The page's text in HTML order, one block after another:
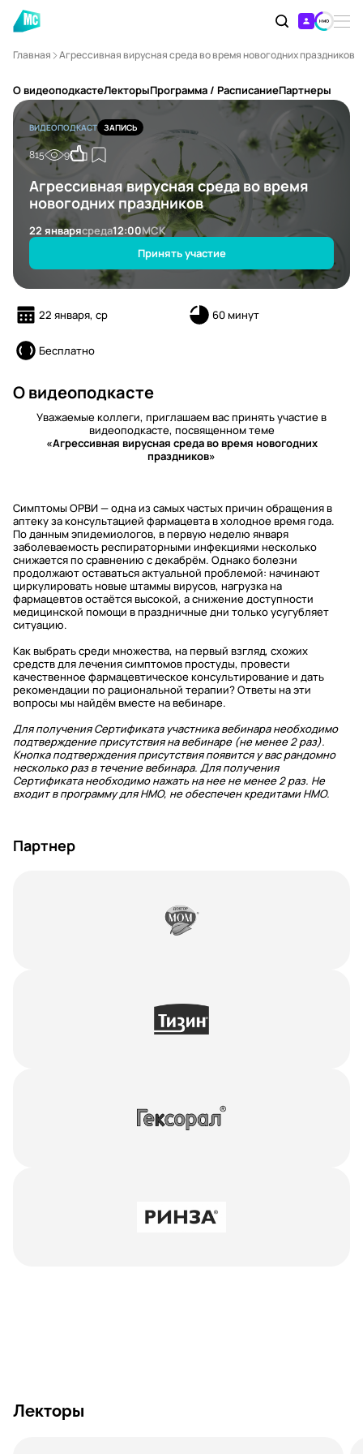
Главная Агрессивная вирусная среда во время новогодних праздников
О видеоподкастеЛекторыПрограмма / РасписаниеПартнеры
ВИДЕОПОДКАСТ ЗАПИСЬ
815 9
Агрессивная вирусная среда во время
новогодних праздников
22 январясреда12:00МСК
Принять участие
22 января, ср 60 минут
Бесплатно
О видеоподкасте
Уважаемые коллеги, приглашаем вас принять участие в
видеоподкасте, посвященном теме
«Агрессивная вирусная среда во время новогодних
праздников»
Симптомы ОРВИ — одна из самых частых причин обращения в
аптеку за консультацией фармацевта в холодное время года.
По данным эпидемиологов, в первую неделю января
заболеваемость респираторными инфекциями несколько
снижается по сравнению с декабрём. Однако болезни
продолжают оставаться актуальной проблемой: начинают
циркулировать новые штаммы вирусов, нагрузка на
фармацевтов остаётся высокой, а снижение доступности
медицинской помощи в праздничные дни только усугубляет
ситуацию.
Как выбрать среди множества, на первый взгляд, схожих
средств для лечения симптомов простуды, провести
качественное фармацевтическое консультирование и дать
рекомендации по рациональной терапии? Ответы на эти
вопросы мы найдём вместе на вебинаре.
Для получения Сертификата участника вебинара необходимо
подтверждение присутствия на вебинаре (не менее 2 раз).
Кнопка подтверждения присутствия появится у вас рандомно
несколько раз в течение вебинара. Для получения
Сертификата необходимо нажать на нее не менее 2 раз. Не
входит в программу для НМО, не обеспечен кредитами НМО.
Партнер
Лекторы